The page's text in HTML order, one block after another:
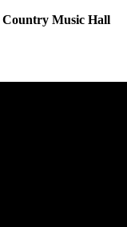
Country Music Hall